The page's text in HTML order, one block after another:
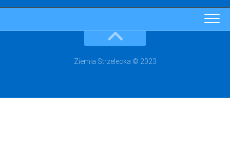
Ziemia Strzelecka © 2023